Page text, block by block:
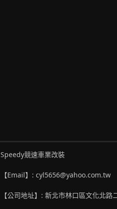
Speedy競速車業改裝
【Email】: cyl5656@yahoo.com.tw
【公司地址】: 新北市林口區文化北